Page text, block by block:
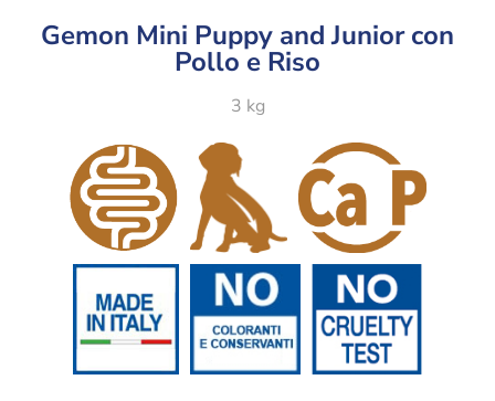
Gemon Mini Puppy and Junior con
Pollo e Riso
3 kg